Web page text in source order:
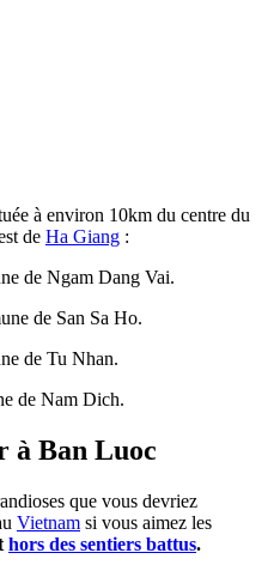
à environ 10km du centre du
de Ha Giang :
de Ngam Dang Vai.
de San Sa Ho.
de Tu Nhan.
de Nam Dich.
à Ban Luoc
que vous devriez
Vietnam si vous aimez les
hors des sentiers battus.